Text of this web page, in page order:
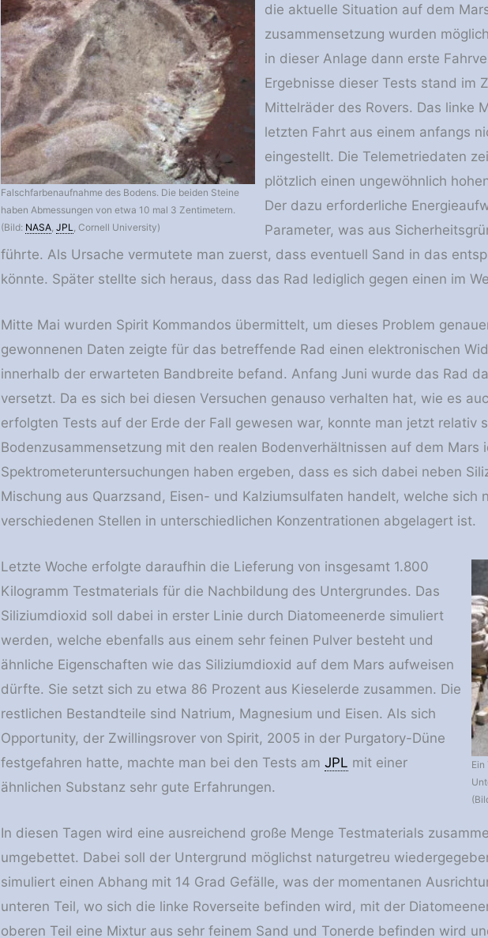
Falschfarbenaufnahme des Bodens. Die beiden Steine
haben Abmessungen von etwa 10 mal 3 Zentimetern.
(Bild: NASA, JPL , Cornell University)
die aktuelle Situation auf dem
zusammensetzung wurden
in dieser Anlage dann erste
Ergebnisse dieser Tests stand im
Mittelräder des Rovers. Das linke
letzten Fahrt aus einem anfangs
eingestellt. Die Telemetriedaten
plötzlich einen ungewöhnlich
Der dazu erforderliche
Parameter, was aus
führte. Als Ursache vermutete man zuerst, dass eventuell Sand in das
könnte. Später stellte sich heraus, dass das Rad lediglich gegen einen im
Mitte Mai wurden Spirit Kommandos übermittelt, um dieses Problem
gewonnenen Daten zeigte für das betreffende Rad einen elektronischen
innerhalb der erwarteten Bandbreite befand. Anfang Juni wurde das Rad
versetzt. Da es sich bei diesen Versuchen genauso verhalten hat, wie es
erfolgten Tests auf der Erde der Fall gewesen war, konnte man jetzt relativ
Bodenzusammensetzung mit den realen Bodenverhältnissen auf dem Mars
Spektrometeruntersuchungen haben ergeben, dass es sich dabei neben
Mischung aus Quarzsand, Eisen- und Kalziumsulfaten handelt, welche sich
verschiedenen Stellen in unterschiedlichen Konzentrationen abgelagert ist.
Letzte Woche erfolgte daraufhin die Lieferung von insgesamt 1.800
Kilogramm Testmaterials für die Nachbildung des Untergrundes. Das
Siliziumdioxid soll dabei in erster Linie durch Diatomeenerde simuliert
werden, welche ebenfalls aus einem sehr feinen Pulver besteht und
ähnliche Eigenschaften wie das Siliziumdioxid auf dem Mars aufweisen
dürfte. Sie setzt sich zu etwa 86 Prozent aus Kieselerde zusammen. Die
restlichen Bestandteile sind Natrium, Magnesium und Eisen. Als sich
Opportunity, der Zwillingsrover von Spirit, 2005 in der Purgatory-Düne
festgefahren hatte, machte man bei den Tests am JPL mit einer
ähnlichen Substanz sehr gute Erfahrungen.
In diesen Tagen wird eine ausreichend große Menge Testmaterials
umgebettet. Dabei soll der Untergrund möglichst naturgetreu
simuliert einen Abhang mit 14 Grad Gefälle, was der momentanen
unteren Teil, wo sich die linke Roverseite befinden wird, mit der
oberen Teil eine Mixtur aus sehr feinem Sand und Tonerde befinden wird